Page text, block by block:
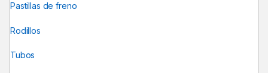
Pastillas de freno
Rodillos
Tubos